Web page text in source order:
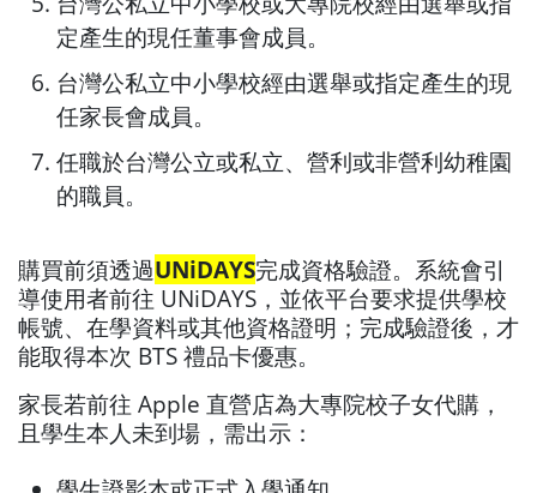
定產生的現任董事會成員。
台灣公私立中小學校經由選舉或指定產生的現
任家長會成員。
任職於台灣公立或私立、營利或非營利幼稚園
的職員。
購買前須透過UNiDAYS完成資格驗證。系統會引
導使用者前往 UNiDAYS，並依平台要求提供學校
帳號、在學資料或其他資格證明；完成驗證後，才
能取得本次 BTS 禮品卡優惠。
家長若前往 Apple 直營店為大專院校子女代購，
且學生本人未到場，需出示：